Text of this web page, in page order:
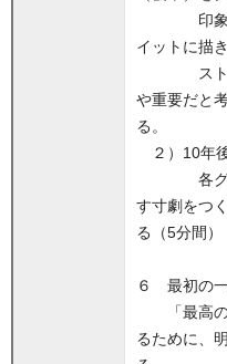
印象に残
イットに描
ストーリ
や重要だと
る。
２）10年
各グルー
す寸劇をつ
る（5分間）
６ 最初の
「最高の
るために、